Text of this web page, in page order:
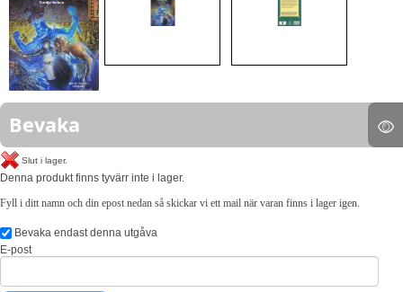
Bevaka
Slut i lager.
Denna produkt finns tyvärr inte i lager.
Fyll i ditt namn och din epost nedan så skickar vi ett mail när varan finns i lager igen.
Bevaka endast denna utgåva
E-post